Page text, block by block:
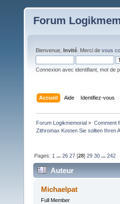
Forum
Bienvenue, Invité . Merci de vous
Connexion avec identifiant, mot de
Accueil Aide Identifiez-vous
Forum Logikmemorial » Comment
Zithromax Kosten Sie sollten Ihren
Pages: 1 ...26 27 [28]29 30 ...242
Auteur
(Lu 226369 fois)
Michaelpat
Full Member